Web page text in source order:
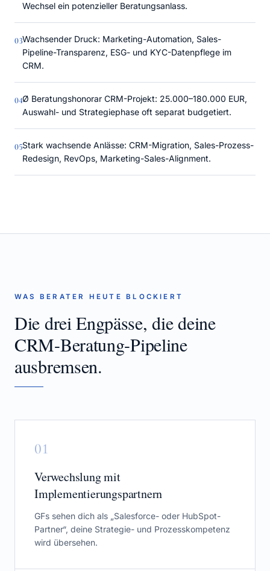
Wechsel ein potenzieller Beratungsanlass.
03Wachsender Druck: Marketing-Automation, Sales-
Pipeline-Transparenz, ESG- und KYC-Datenpflege im
CRM.
04Ø Beratungshonorar CRM-Projekt: 25.000–180.000 EUR,
Auswahl- und Strategiephase oft separat budgetiert.
05Stark wachsende Anlässe: CRM-Migration, Sales-Prozess-
Redesign, RevOps, Marketing-Sales-Alignment.
WAS BERATER HEUTE BLOCKIERT
Die drei Engpässe, die deine
CRM-Beratung-Pipeline
ausbremsen.
01
Verwechslung mit
Implementierungspartnern
GFs sehen dich als „Salesforce- oder HubSpot-
Partner“, deine Strategie- und Prozesskompetenz
wird übersehen.